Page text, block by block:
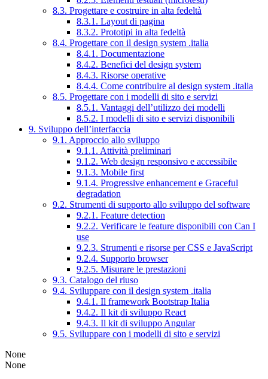
8.3. Progettare e costruire in alta fedeltà
8.3.1. Layout di pagina
8.3.2. Prototipi in alta fedeltà
8.4. Progettare con il design system .italia
8.4.1. Documentazione
8.4.2. Benefici del design system
8.4.3. Risorse operative
8.4.4. Come contribuire al design system .italia
8.5. Progettare con i modelli di sito e servizi
8.5.1. Vantaggi dell’utilizzo dei modelli
8.5.2. I modelli di sito e servizi disponibili
9. Sviluppo dell’interfaccia
9.1. Approccio allo sviluppo
9.1.1. Attività preliminari
9.1.2. Web design responsivo e accessibile
9.1.3. Mobile first
9.1.4. Progressive enhancement e Graceful
degradation
9.2. Strumenti di supporto allo sviluppo del software
9.2.1. Feature detection
9.2.2. Verificare le feature disponibili con Can I
use
9.2.3. Strumenti e risorse per CSS e JavaScript
9.2.4. Supporto browser
9.2.5. Misurare le prestazioni
9.3. Catalogo del riuso
9.4. Sviluppare con il design system .italia
9.4.1. Il framework Bootstrap Italia
9.4.2. Il kit di sviluppo React
9.4.3. Il kit di sviluppo Angular
9.5. Sviluppare con i modelli di sito e servizi
None
None